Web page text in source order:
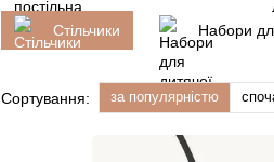
Стільчики Набори
Сортування: за популярністю